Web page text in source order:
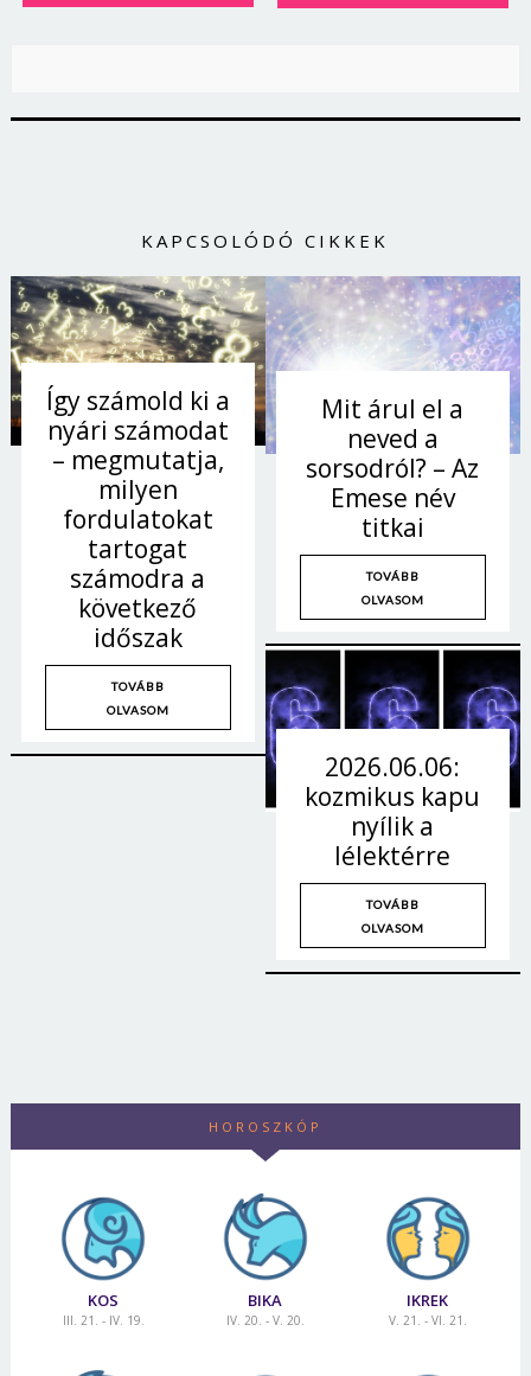
KAPCSOLÓDÓ CIKKEK
Így számold ki a
nyári számodat
– megmutatja,
milyen
fordulatokat
tartogat
számodra a
következő
időszak
TOVÁBB
OLVASOM
Mit árul el a
neved a
sorsodról? – Az
Emese név
titkai
TOVÁBB
OLVASOM
2026.06.06:
kozmikus kapu
nyílik a
lélektérre
TOVÁBB
OLVASOM
HOROSZKÓP
KOS
III. 21. - IV. 19.
BIKA
IV. 20. - V. 20.
IKREK
V. 21. - VI. 21.